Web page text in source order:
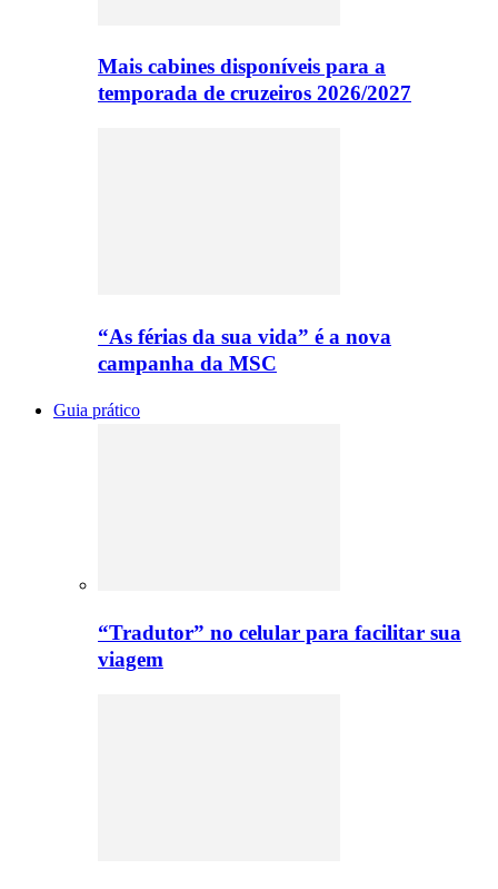
Mais cabines disponíveis para a
temporada de cruzeiros 2026/2027
“As férias da sua vida” é a nova
campanha da MSC
Guia prático
“Tradutor” no celular para facilitar sua
viagem